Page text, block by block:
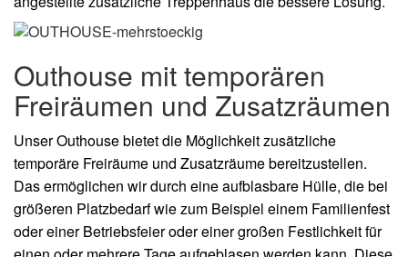
Outhouse mit temporären
Freiräumen und Zusatzräumen
Unser Outhouse bietet die Möglichkeit zusätzliche
temporäre Freiräume und Zusatzräume bereitzustellen.
Das ermöglichen wir durch eine aufblasbare Hülle, die bei
größeren Platzbedarf wie zum Beispiel einem Familienfest
oder einer Betriebsfeier oder einer großen Festlichkeit für